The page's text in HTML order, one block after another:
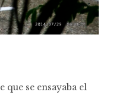
que se ensayaba el